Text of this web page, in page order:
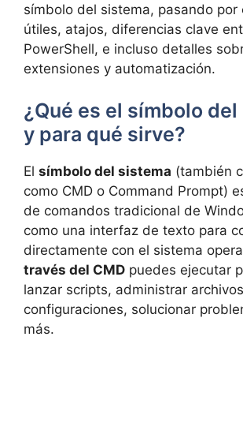
símbolo del sistema, pasando por
útiles, atajos, diferencias clave
PowerShell, e incluso detalles
extensiones y automatización.
¿Qué es el símbolo
y para qué sirve?
El símbolo del sistema (también
como CMD o Command Prompt)
de comandos tradicional de
como una interfaz de texto para
directamente con el sistema
través del CMD puedes ejecutar
lanzar scripts, administrar
configuraciones, solucionar
más.